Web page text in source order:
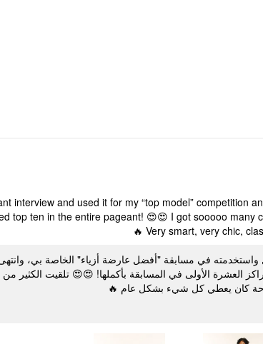
interview and used it for my “top model” competition
top ten in the entire pageant! 😍😍 I got sooooo many
Very smart, very chic,
في مسابقة "أفضل عارضة أزياء" الخاصة بي،
العشرة الأولى في المسابقة بأكملها! 😍😍 تلقيت الكثير
كان يعطي كل شيء بشكل عام 🔥